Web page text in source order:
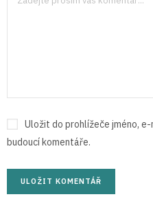
Uložit do prohlížeče jméno,
budoucí komentáře.